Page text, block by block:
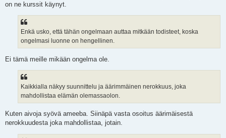
on ne kurssit käynyt.
Enkä usko, että tähän ongelmaan auttaa mitkään todisteet, koska
ongelmasi luonne on hengellinen.
Ei tämä meille mikään ongelma ole.
Kaikkialla näkyy suunnittelu ja äärimmäinen nerokkuus, joka
mahdollistaa elämän olemassaolon.
Kuten aivoja syövä ameeba. Siinäpä vasta osoitus äärimäisestä
nerokkuudesta joka mahdollistaa, jotain.